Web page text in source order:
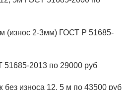
(износ 2-3мм) ГОСТ Р 51685-